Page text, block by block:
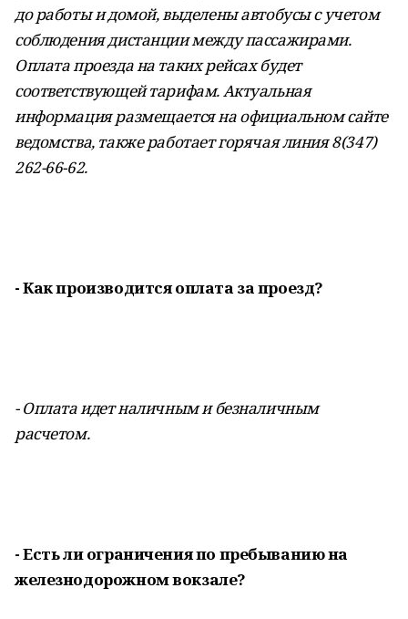
до работы и домой, выделены автобусы с учетом
соблюдения дистанции между пассажирами.
Оплата проезда на таких рейсах будет
соответствующей тарифам. Актуальная
информация размещается на официальном сайте
ведомства, также работает горячая линия 8(347)
262-66-62.
- Как производится оплата за проезд?
- Оплата идет наличным и безналичным
расчетом.
- Есть ли ограничения по пребыванию на
железнодорожном вокзале?